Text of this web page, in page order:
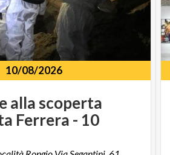
10/08/2026
alla scoperta
Ferrera - 10